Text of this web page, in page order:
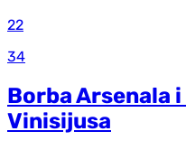
22
34
Borba Arsenala
Vinisijusa